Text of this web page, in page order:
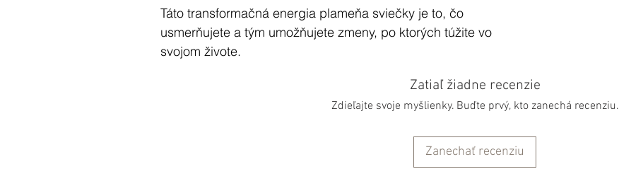
Táto transformačná energia plameňa sviečky je to, čo
usmerňujete a tým umožňujete zmeny, po ktorých túžite vo
svojom živote.
AKO POUŽÍVAŤ MAGICKÚ RITUÁLNU SVIECU
Najprv si vyberte sviečku alebo kombináciu sviečok, ktoré
Vytvorte si doma pre to špeciálny priestor a pustite sa do
Zatiaľ žiadne recenzie
Zdieľajte svoje myšlienky. Buďte prvý, kto zanechá recenziu.
Zanechať recenziu